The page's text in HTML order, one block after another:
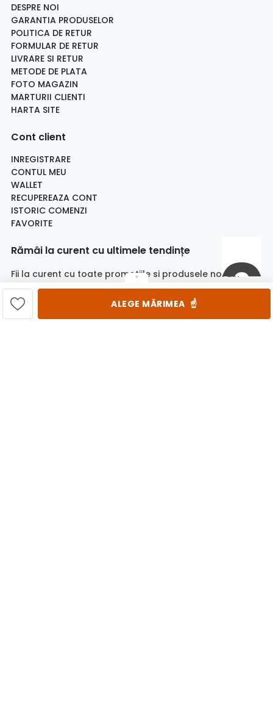
▼
ALEGE MĂRIMEA ☝️
DESPRE NOI
GARANTIA PRODUSELOR
POLITICA DE RETUR
FORMULAR DE RETUR
LIVRARE SI RETUR
METODE DE PLATA
FOTO MAGAZIN
MARTURII CLIENTI
HARTA SITE
Cont client
INREGISTRARE
CONTUL MEU
WALLET
RECUPEREAZA CONT
ISTORIC COMENZI
FAVORITE
Rămâi la curent cu ultimele tendințe
Fii la curent cu toate promotiile si produsele noi din
magazin!
Email